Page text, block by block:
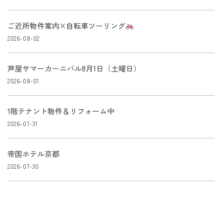
ご近所物件案内×自転車ツーリング
2026-08-02
芦屋サマーカーニバル8月1日（土曜日）
2026-08-01
1階テナント物件＆リフォーム中
2026-07-31
帝国ホテル京都
2026-07-30